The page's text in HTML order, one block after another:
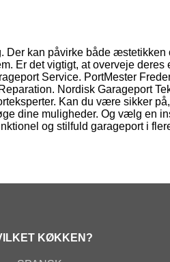
Der kan påvirke både æstetikken
Er det vigtigt, at overveje deres
Service. PortMester
Nordisk Garageport
Kan du være sikker
dine muligheder. Og vælg en
og stilfuld garageport i
KØKKEN?